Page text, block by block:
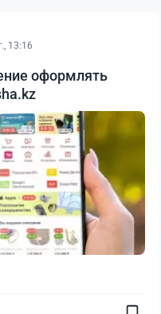
13:16
оформлять